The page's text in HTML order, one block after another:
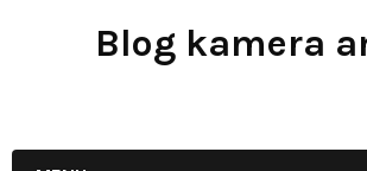
Blog kamera